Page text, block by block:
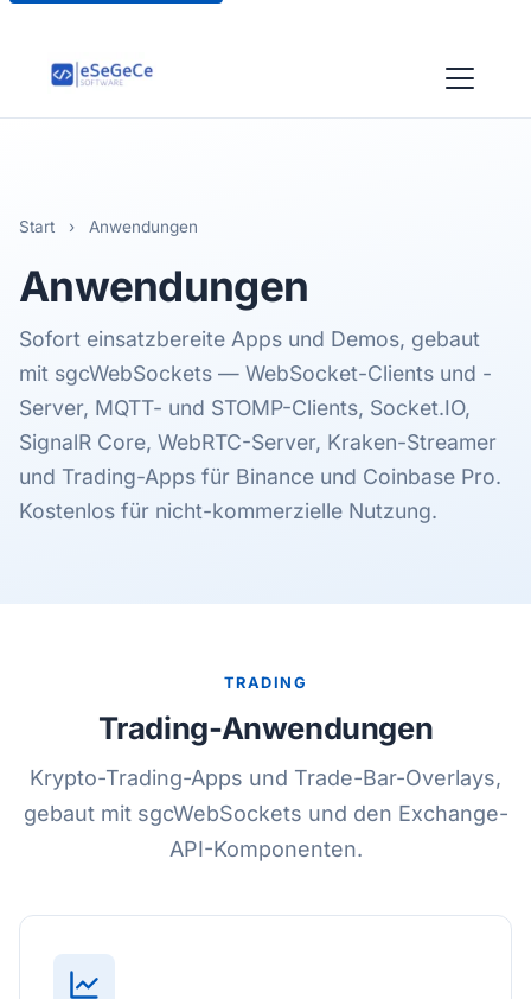
Start › Anwendungen
Anwendungen
Sofort einsatzbereite Apps und Demos, gebaut
mit sgcWebSockets — WebSocket-Clients und -
Server, MQTT- und STOMP-Clients, Socket.IO,
SignalR Core, WebRTC-Server, Kraken-Streamer
und Trading-Apps für Binance und Coinbase Pro.
Kostenlos für nicht-kommerzielle Nutzung.
TRADING
Trading-Anwendungen
Krypto-Trading-Apps und Trade-Bar-Overlays,
gebaut mit sgcWebSockets und den Exchange-
API-Komponenten.